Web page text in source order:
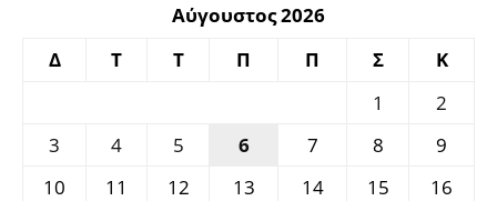
Αύγουστος 2026
Δ
Τ Τ Π Π Σ
Κ
1
2
3
4 5 6 7 8
9
10
11 12 13 14 15
16